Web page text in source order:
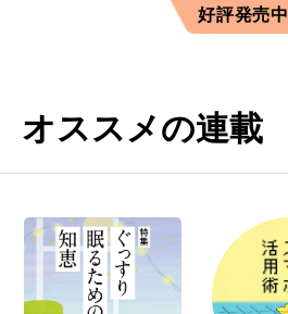
好評発売中
オススメの連載